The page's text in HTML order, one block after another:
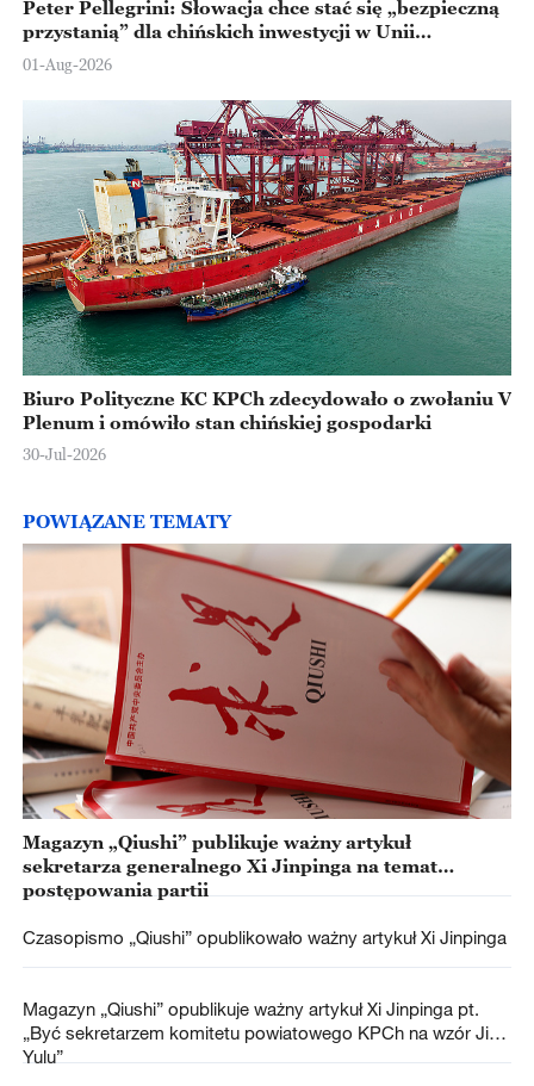
Peter Pellegrini: Słowacja chce stać się „bezpieczną
przystanią” dla chińskich inwestycji w Unii
Europejskiej
01-Aug-2026
Biuro Polityczne KC KPCh zdecydowało o zwołaniu V
Plenum i omówiło stan chińskiej gospodarki
30-Jul-2026
POWIĄZANE TEMATY
Magazyn „Qiushi” publikuje ważny artykuł
sekretarza generalnego Xi Jinpinga na temat
postępowania partii
Czasopismo „Qiushi” opublikowało ważny artykuł Xi Jinpinga
Magazyn „Qiushi” opublikuje ważny artykuł Xi Jinpinga pt.
„Być sekretarzem komitetu powiatowego KPCh na wzór Jiao
Yulu”